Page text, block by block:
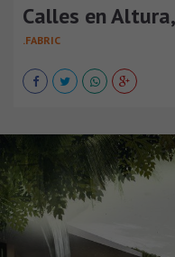
Calles en
.FABRIC